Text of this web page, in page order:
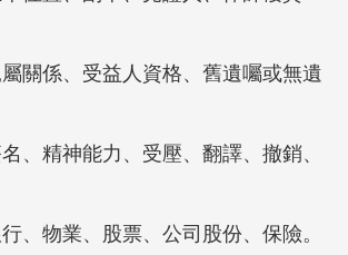
關係、受益人資格、舊遺囑或無遺
、精神能力、受壓、翻譯、撤銷、
、物業、股票、公司股份、保險。